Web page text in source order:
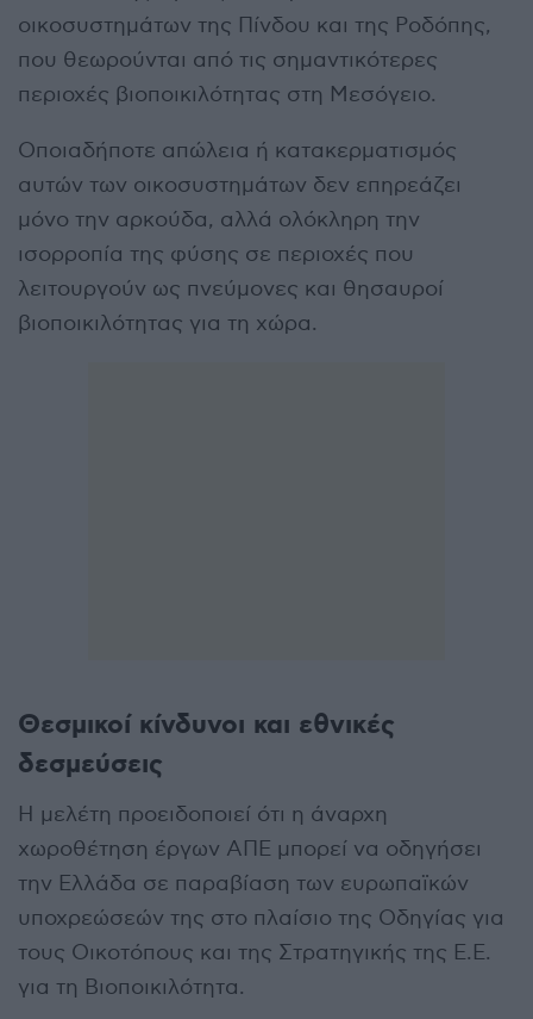
οικοσυστημάτων της Πίνδου και της Ροδόπης,
που θεωρούνται από τις σημαντικότερες
περιοχές βιοποικιλότητας στη Μεσόγειο.
Οποιαδήποτε απώλεια ή κατακερματισμός
αυτών των οικοσυστημάτων δεν επηρεάζει
μόνο την αρκούδα, αλλά ολόκληρη την
ισορροπία της φύσης σε περιοχές που
λειτουργούν ως πνεύμονες και θησαυροί
βιοποικιλότητας για τη χώρα.
Θεσμικοί κίνδυνοι και εθνικές
δεσμεύσεις
Η μελέτη προειδοποιεί ότι η άναρχη
χωροθέτηση έργων ΑΠΕ μπορεί να οδηγήσει
την Ελλάδα σε παραβίαση των ευρωπαϊκών
υποχρεώσεών της στο πλαίσιο της Οδηγίας για
τους Οικοτόπους και της Στρατηγικής της Ε.Ε.
για τη Βιοποικιλότητα.